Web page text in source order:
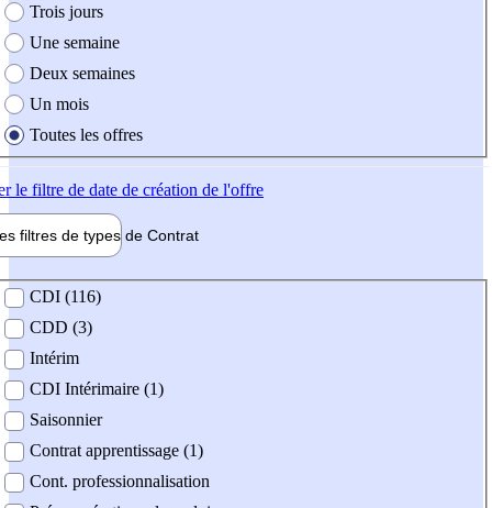
Trois jours
Une semaine
Deux semaines
Un mois
Toutes les offres
le filtre de date de création de l'offre
filtres de types de Contrat
contrat
CDI (116)
CDD (3)
Intérim
CDI Intérimaire (1)
Saisonnier
Contrat apprentissage (1)
Cont. professionnalisation